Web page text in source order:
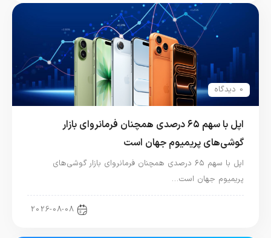
0 دیدگاه
اپل با سهم ۶۵ درصدی همچنان فرمانروای بازار
گوشی‌های پریمیوم جهان است
اپل با سهم ۶۵ درصدی همچنان فرمانروای بازار گوشی‌های
پریمیوم جهان است…
2026-08-08